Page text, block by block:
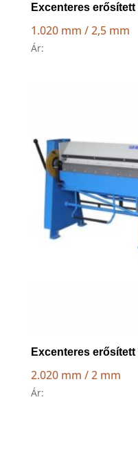
Excenteres
1.020 mm / 2,5 mm
Ár:
Excenteres
2.020 mm / 2 mm
Ár: